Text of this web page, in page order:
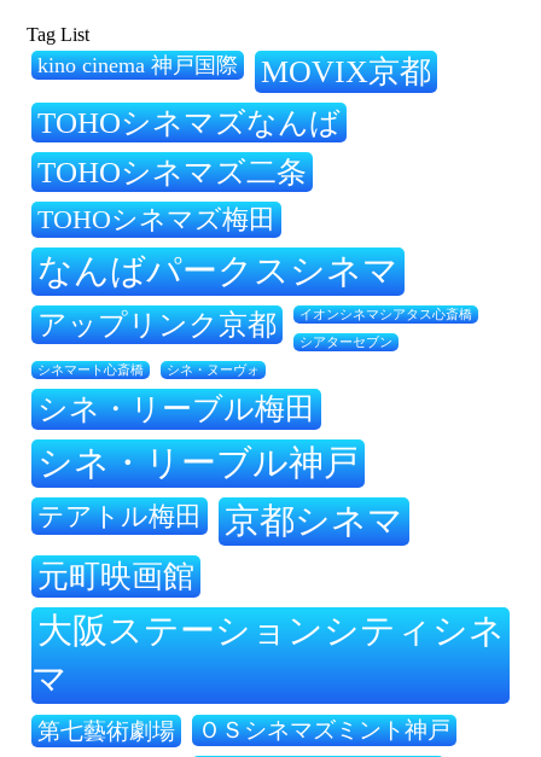
Tag List
kino cinema 神戸国際 MOVIX京都
TOHOシネマズなんば
TOHOシネマズ二条
TOHOシネマズ梅田
なんばパークスシネマ
アップリンク京都 イオンシネマシアタス心斎橋
シアターセブン
シネマート心斎橋 シネ・ヌーヴォ
シネ・リーブル梅田
シネ・リーブル神戸
テアトル梅田 京都シネマ
元町映画館
大阪ステーションシティシネ
マ
第七藝術劇場 ＯＳシネマズミント神戸